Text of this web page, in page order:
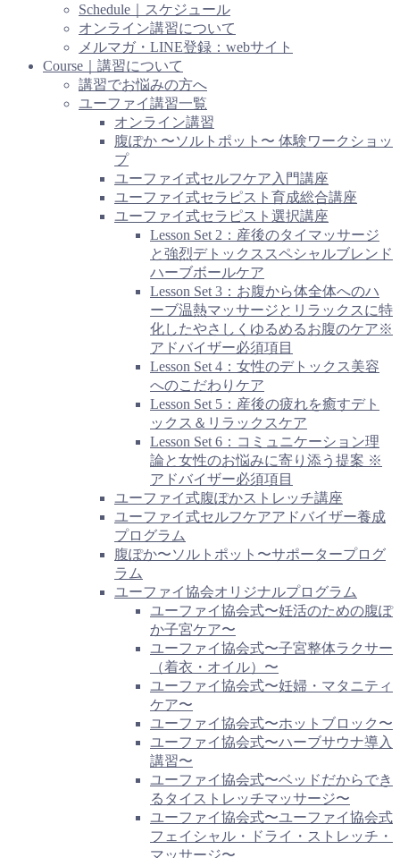
Schedule｜スケジュール
オンライン講習について
メルマガ・LINE登録：webサイト
Course｜講習について
講習でお悩みの方へ
ユーファイ講習一覧
オンライン講習
腹ぽか 〜ソルトポット〜 体験ワークショッ
プ
ユーファイ式セルフケア入門講座
ユーファイ式セラピスト育成総合講座
ユーファイ式セラピスト選択講座
Lesson Set 2：産後のタイマッサージ
と強烈デトックススペシャルブレンド
ハーブボールケア
Lesson Set 3：お腹から体全体へのハ
ーブ温熱マッサージとリラックスに特
化したやさしくゆるめるお腹のケア※
アドバイザー必須項目
Lesson Set 4：女性のデトックス美容
へのこだわりケア
Lesson Set 5：産後の疲れを癒すデト
ックス＆リラックスケア
Lesson Set 6：コミュニケーション理
論と女性のお悩みに寄り添う提案 ※
アドバイザー必須項目
ユーファイ式腹ぽかストレッチ講座
ユーファイ式セルフケアアドバイザー養成
プログラム
腹ぽか〜ソルトポット〜サポータープログ
ラム
ユーファイ協会オリジナルプログラム
ユーファイ協会式〜妊活のための腹ぽ
か子宮ケア〜
ユーファイ協会式〜子宮整体ラクサー
（着衣・オイル）〜
ユーファイ協会式〜妊婦・マタニティ
ケア〜
ユーファイ協会式〜ホットブロック〜
ユーファイ協会式〜ハーブサウナ導入
講習〜
ユーファイ協会式〜ベッドだからでき
るタイストレッチマッサージ〜
ユーファイ協会式〜ユーファイ協会式
フェイシャル・ドライ・ストレッチ・
マッサージ〜